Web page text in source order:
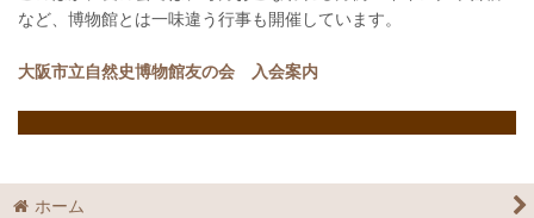
など、博物館とは一味違う行事も開催しています。
大阪市立自然史博物館友の会 入会案内
ホーム